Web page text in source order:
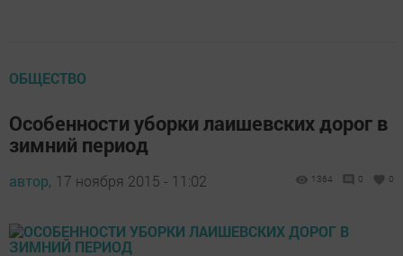
ОБЩЕСТВО
Особенности уборки лаишевских дорог в
зимний период
автор, 17 ноября 2015 - 11:02 1364 0 0